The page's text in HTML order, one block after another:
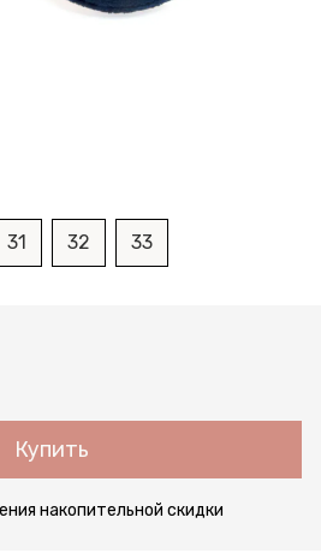
31 32 33
Купить
накопительной скидки